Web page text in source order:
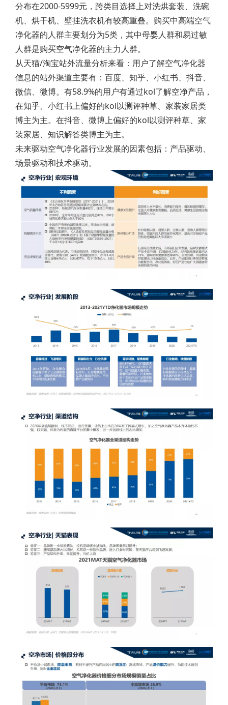
分布在2000-5999元，跨类目选择上对洗烘套装、洗碗
机、烘干机、壁挂洗衣机有较高重叠。购买中高端空气
净化器的人群主要划分为5类，其中母婴人群和易过敏
人群是购买空气净化器的主力人群。
从天猫/淘宝站外流量分析来看：用户了解空气净化器
信息的站外渠道主要有：百度、知乎、小红书、抖音、
微信、微博。有58.9%的用户有通过kol了解空净产品，
在知乎、小红书上偏好的kol以测评种草、家装家居类
博主为主。在抖音、微博上偏好的kol以测评种草、家
装家居、知识解答类博主为主。
未来驱动空气净化器行业发展的因素包括：产品驱动、
场景驱动和技术驱动。